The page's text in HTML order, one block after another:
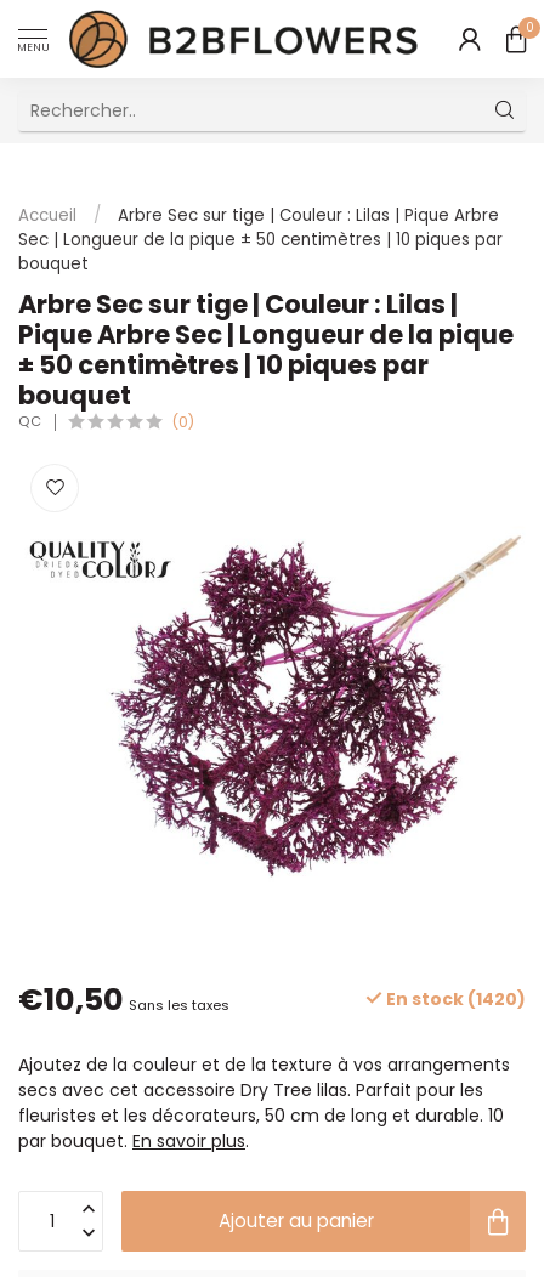
MENU
0
Accueil /
Arbre Sec sur tige | Couleur : Lilas | Pique Arbre
Sec | Longueur de la pique ± 50 centimètres | 10 piques par
bouquet
Arbre Sec sur tige | Couleur : Lilas |
Pique Arbre Sec | Longueur de la pique
± 50 centimètres | 10 piques par
bouquet
QC (0)
€10,50 Sans les taxes En stock (1420)
Ajoutez de la couleur et de la texture à vos arrangements
secs avec cet accessoire Dry Tree lilas. Parfait pour les
fleuristes et les décorateurs, 50 cm de long et durable. 10
par bouquet. En savoir plus.
Ajouter au panier